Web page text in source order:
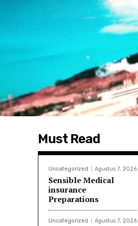
Must Read
Uncategorized Agustus 7, 2026
Sensible Medical
insurance
Preparations
Uncategorized Agustus 7, 2026